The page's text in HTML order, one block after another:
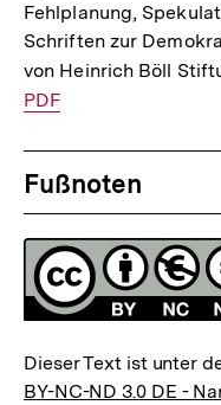
Fehlplanung,
Schriften zur
von Heinrich Böll
PDF
Fussnoten
Fußnoten
Lizenz
Dieser Text ist unter
BY-NC-ND 3.0 DE -